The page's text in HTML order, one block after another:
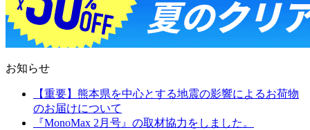
お知らせ
【重要】熊本県を中心とする地震の影響によるお荷物
のお届けについて
『MonoMax 2月号』の取材協力をしました。